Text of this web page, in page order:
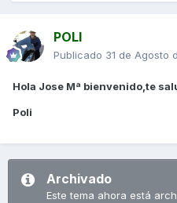
POLI
Publicado 31 de Agosto
Hola Jose Mª bienvenido,te
Poli
Archivado
Este tema ahora está